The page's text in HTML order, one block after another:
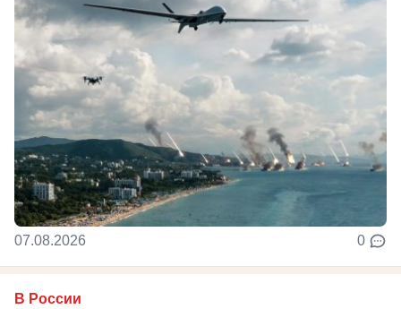
07.08.2026 0
В России